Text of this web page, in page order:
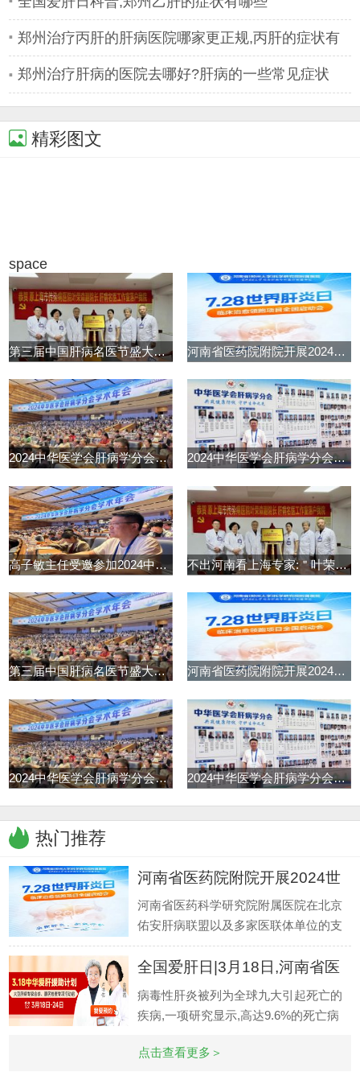
郑州治疗丙肝的肝病医院哪家更正规,丙肝的症状有
哪些
郑州治疗肝病的医院去哪好?肝病的一些常见症状
精彩图文
space
第三届中国肝病名医节盛大启动 河南省医药院附院开展2024世界肝
2024中华医学会肝病学分会学术年 2024中华医学会肝病学分会学术年
高子敏主任受邀参加2024中华医学 不出河南看上海专家:＂叶荣森肝
第三届中国肝病名医节盛大启动 河南省医药院附院开展2024世界肝
2024中华医学会肝病学分会学术年 2024中华医学会肝病学分会学术年
热门推荐
河南省医药院附院开展2024世
界肝
河南省医药科学研究院附属医院在北京
佑安肝病联盟以及多家医联体单位的支
持下,在乙肝临床治愈专病门诊稳定推进
的同时
全国爱肝日|3月18日,河南省医
药院
病毒性肝炎被列为全球九大引起死亡的
疾病,一项研究显示,高达9.6%的死亡病
肝炎引起
点击查看更多＞